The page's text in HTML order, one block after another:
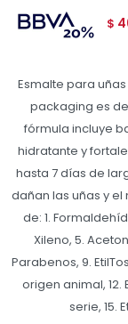
$
Esmalte para
packaging es
fórmula incluye
hidratante y
hasta 7 días de
dañan las uñas y el
de: 1.
Xileno, 5.
Parabenos, 9.
origen animal, 12.
serie, 15.